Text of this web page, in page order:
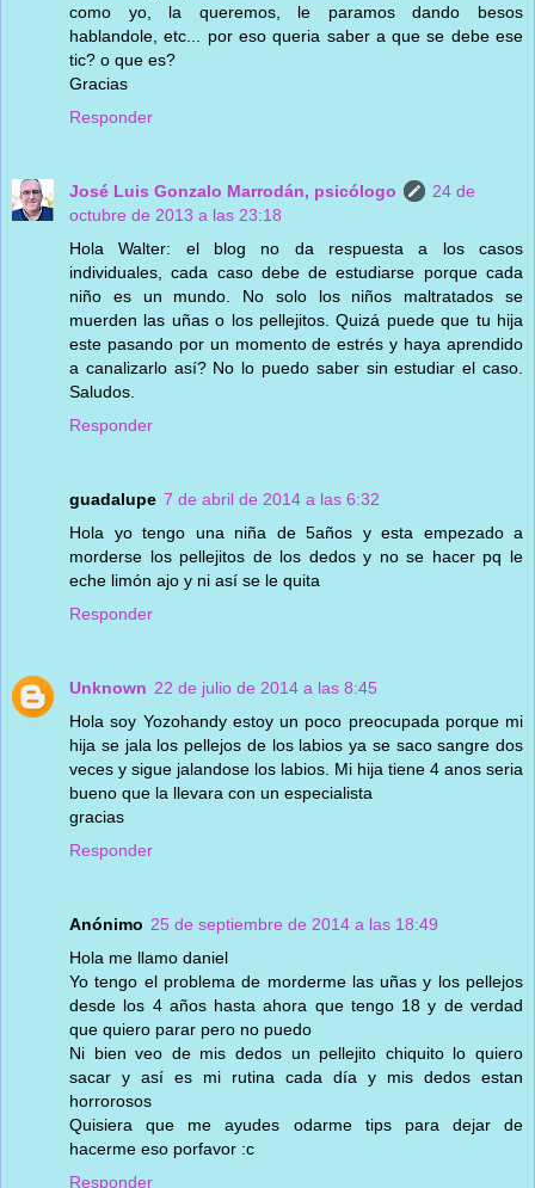
como yo, la queremos, le paramos dando besos
hablandole, etc... por eso queria saber a que se debe ese
tic? o que es?
Gracias
Responder
José Luis Gonzalo Marrodán, psicólogo
24 de
octubre de 2013 a las 23:18
Hola Walter: el blog no da respuesta a los casos
individuales, cada caso debe de estudiarse porque cada
niño es un mundo. No solo los niños maltratados se
muerden las uñas o los pellejitos. Quizá puede que tu hija
este pasando por un momento de estrés y haya aprendido
a canalizarlo así? No lo puedo saber sin estudiar el caso.
Saludos.
Responder
guadalupe 7 de abril de 2014 a las 6:32
Hola yo tengo una niña de 5años y esta empezado a
morderse los pellejitos de los dedos y no se hacer pq le
eche limón ajo y ni así se le quita
Responder
Unknown 22 de julio de 2014 a las 8:45
Hola soy Yozohandy estoy un poco preocupada porque mi
hija se jala los pellejos de los labios ya se saco sangre dos
veces y sigue jalandose los labios. Mi hija tiene 4 anos seria
bueno que la llevara con un especialista
gracias
Responder
Anónimo 25 de septiembre de 2014 a las 18:49
Hola me llamo daniel
Yo tengo el problema de morderme las uñas y los pellejos
desde los 4 años hasta ahora que tengo 18 y de verdad
que quiero parar pero no puedo
Ni bien veo de mis dedos un pellejito chiquito lo quiero
sacar y así es mi rutina cada día y mis dedos estan
horrorosos
Quisiera que me ayudes odarme tips para dejar de
hacerme eso porfavor :c
Responder